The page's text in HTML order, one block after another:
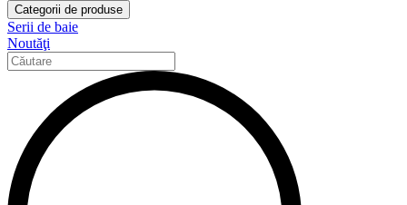
Categorii de produse
Serii de baie
Noutăţi